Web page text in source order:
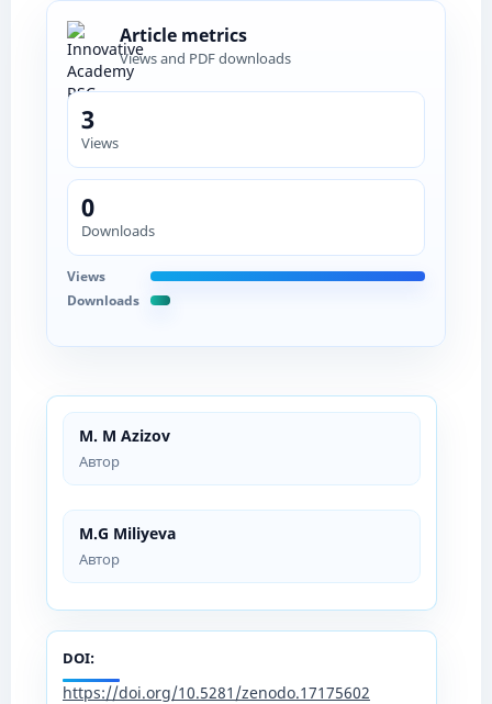
M. M Azizov
Автор
M.G Miliyeva
Автор
DOI:
https://doi.org/10.5281/zenodo.17175602
Article metrics
Views and PDF downloads
3
Views
0
Downloads
Views
Downloads